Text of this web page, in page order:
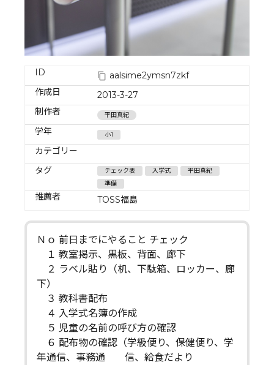
ID
aalsime2ymsn7zkf
作成日
2013-3-27
制作者
平田真紀
学年 小1
カテゴリー
タグ
チェック表 入学式
平田真紀
準備
推薦者 TOSS福島
Ｎｏ 前日までにやること チェック
１ 教室掲示、黒板、背面、廊下
２ ラベル貼り（机、下駄箱、ロッカー、廊
下）
３ 教科書配布
４ 入学式名簿の作成
５ 児童の名前の呼び方の確認
６ 配布物の確認（学級便り、保健便り、学
年通信、事務通 信、給食だより